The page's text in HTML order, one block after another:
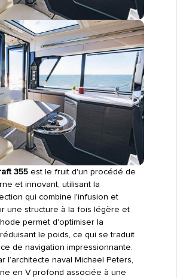
355est le fruit d'un procédé de
et innovant, utilisant la
qui combine l'infusion et
une structure à la fois légère et
permet d'optimiser la
le poids, ce qui se traduit
de navigation impressionnante.
l’architecte naval Michael Peters,
en V profond associée à une